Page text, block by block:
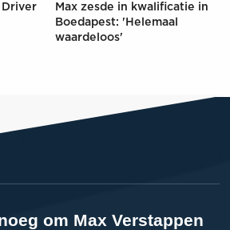
Max zesde in kwalificatie in
Boedapest: 'Helemaal
waardeloos'
om Max Verstappen